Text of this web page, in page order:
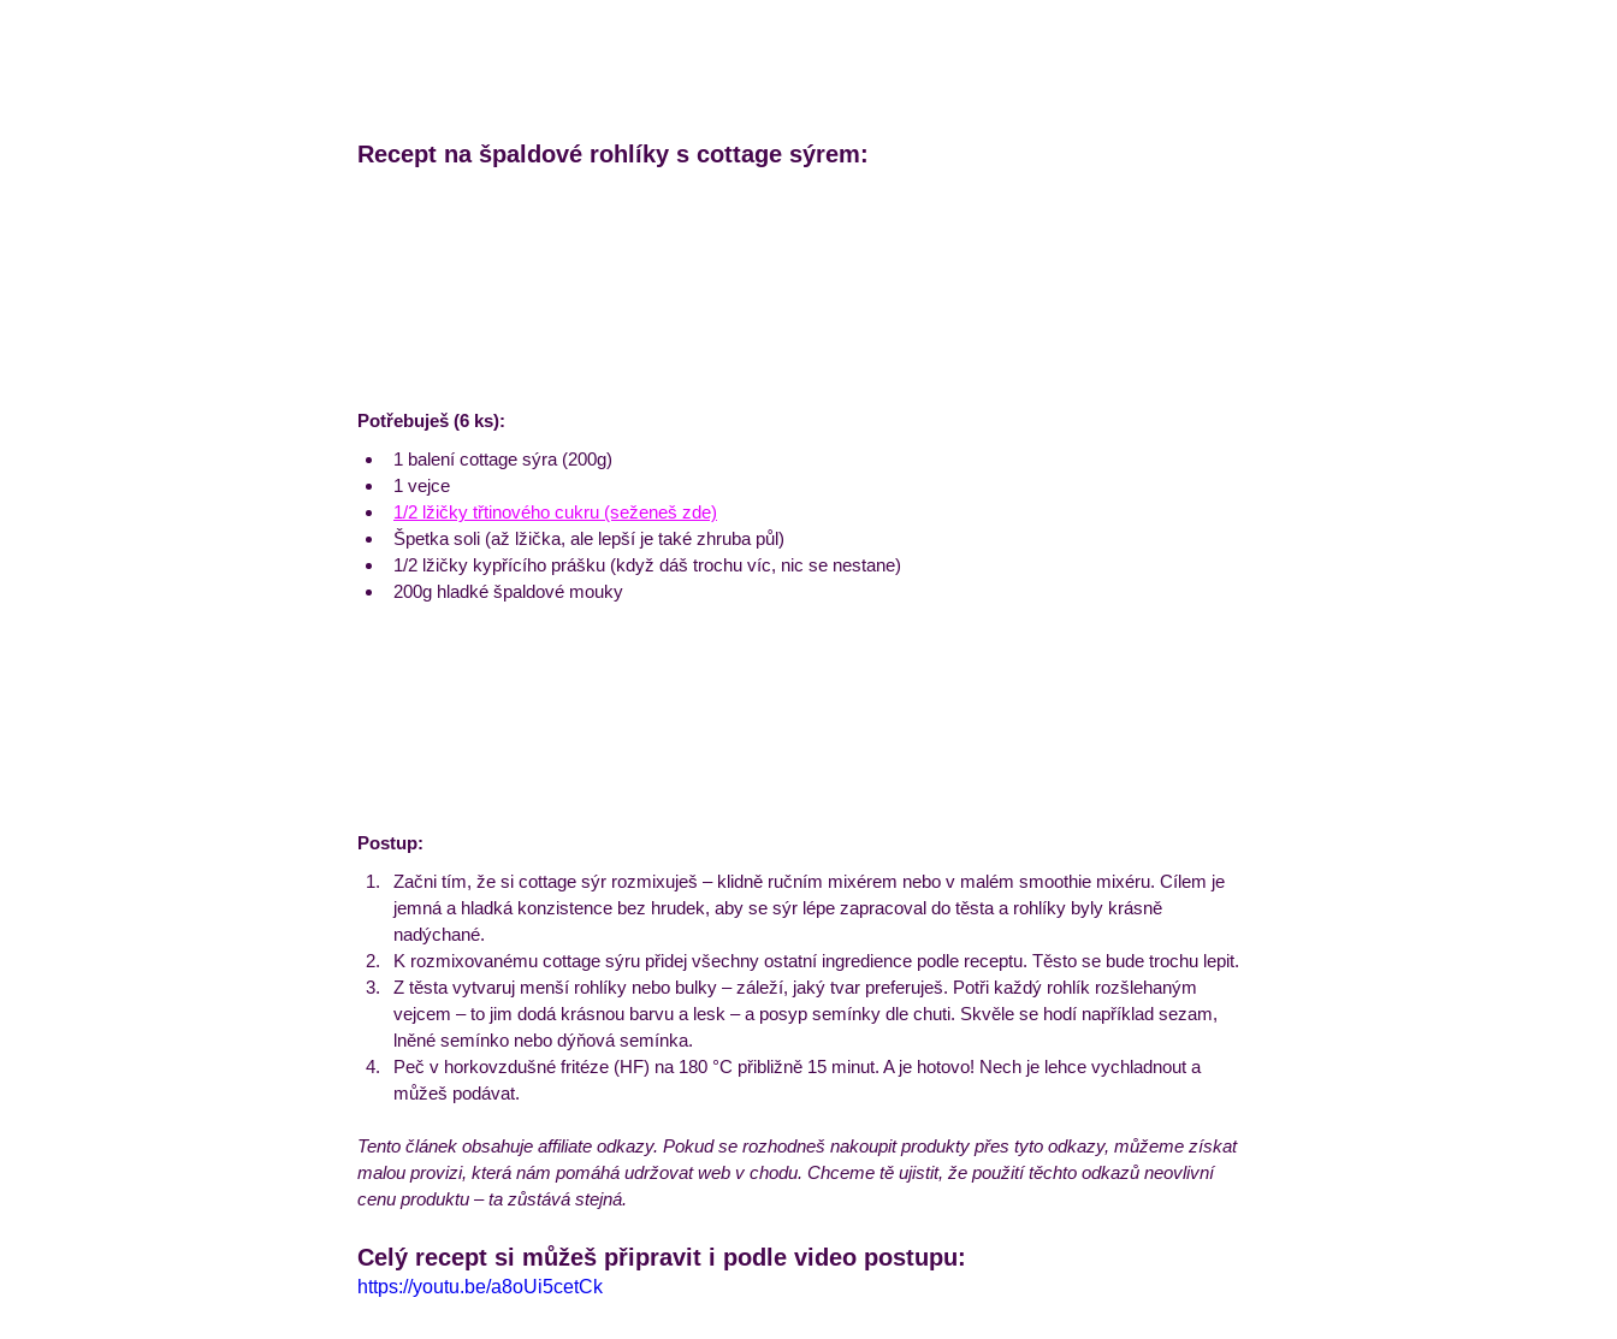
Recept na špaldové rohlíky s cottage sýrem:
Potřebuješ (6 ks):
1 balení cottage sýra (200g)
1 vejce
1/2 lžičky třtinového cukru (seženeš zde)
Špetka soli (až lžička, ale lepší je také zhruba půl)
1/2 lžičky kypřícího prášku (když dáš trochu víc, nic se nestane)
200g hladké špaldové mouky
Postup:
Začni tím, že si cottage sýr rozmixuješ – klidně ručním mixérem nebo v malém smoothie mixéru. Cílem je
jemná a hladká konzistence bez hrudek, aby se sýr lépe zapracoval do těsta a rohlíky byly krásně
nadýchané.
K rozmixovanému cottage sýru přidej všechny ostatní ingredience podle receptu. Těsto se bude trochu lepit.
Z těsta vytvaruj menší rohlíky nebo bulky – záleží, jaký tvar preferuješ. Potři každý rohlík rozšlehaným
vejcem – to jim dodá krásnou barvu a lesk – a posyp semínky dle chuti. Skvěle se hodí například sezam,
lněné semínko nebo dýňová semínka.
Peč v horkovzdušné fritéze (HF) na 180 °C přibližně 15 minut. A je hotovo! Nech je lehce vychladnout a
můžeš podávat.
Tento článek obsahuje affiliate odkazy. Pokud se rozhodneš nakoupit produkty přes tyto odkazy, můžeme získat
malou provizi, která nám pomáhá udržovat web v chodu. Chceme tě ujistit, že použití těchto odkazů neovlivní
cenu produktu – ta zůstává stejná.
Celý recept si můžeš připravit i podle video postupu:
https://youtu.be/a8oUi5cetCk